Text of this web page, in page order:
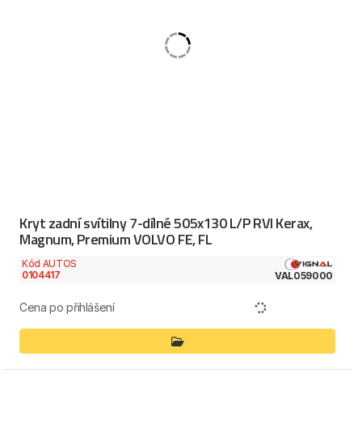
Kryt zadní svítilny 7-dílné 505x130 L/P RVI Kerax,
Magnum, Premium VOLVO FE, FL
Kód AUTOS
0104417
VAL059000
Cena po přihlášení